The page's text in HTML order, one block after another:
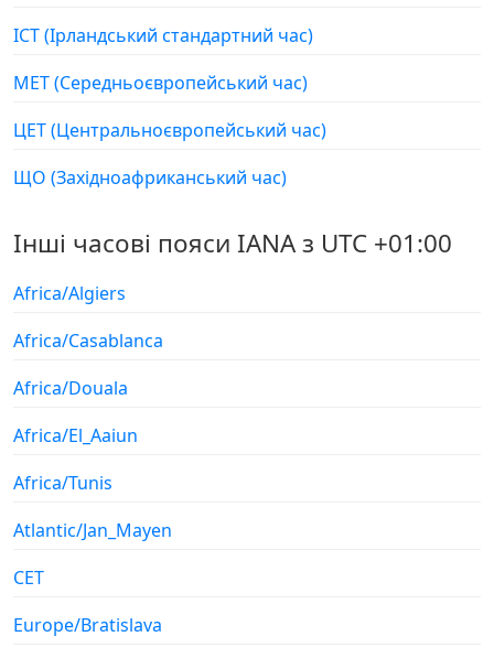
ІСТ (Ірландський стандартний час)
МЕТ (Середньоєвропейський час)
ЦЕТ (Центральноєвропейський час)
ЩО (Західноафриканський час)
Інші часові пояси IANA з UTC +01:00
Africa/Algiers
Africa/Casablanca
Africa/Douala
Africa/El_Aaiun
Africa/Tunis
Atlantic/Jan_Mayen
CET
Europe/Bratislava